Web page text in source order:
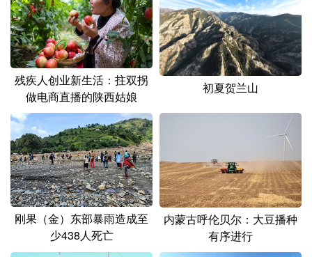
山东 河南 湖北 湖南
广东 广西 海南 重庆
四川 贵州 云南 西藏
陕西 甘肃
新疆 内蒙古
多语种频道
English Español Français عربى
Русский язык
残疾人创业新生活：拄双拐
做电商直播的陕西姑娘
初夏贺兰山
刚果（金）东部暴雨造成至
少438人死亡
内蒙古呼伦贝尔：大豆播种
有序进行